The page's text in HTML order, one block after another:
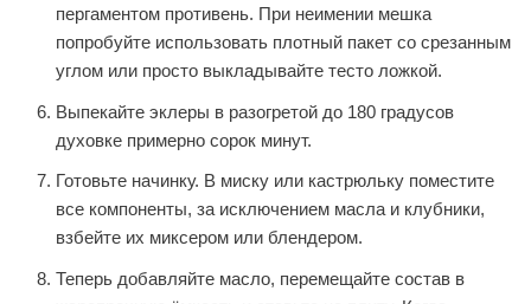
пергаментом противень. При неимении мешка
попробуйте использовать плотный пакет со срезанным
углом или просто выкладывайте тесто ложкой.
Выпекайте эклеры в разогретой до 180 градусов
духовке примерно сорок минут.
Готовьте начинку. В миску или кастрюльку поместите
все компоненты, за исключением масла и клубники,
взбейте их миксером или блендером.
Теперь добавляйте масло, перемещайте состав в